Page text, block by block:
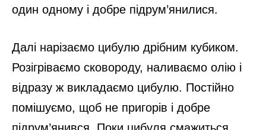
один одному і добре підрум’янилися.
Далі нарізаємо цибулю дрібним кубиком.
Розігріваємо сковороду, наливаємо олію і
відразу ж викладаємо цибулю. Постійно
помішуємо, щоб не пригорів і добре